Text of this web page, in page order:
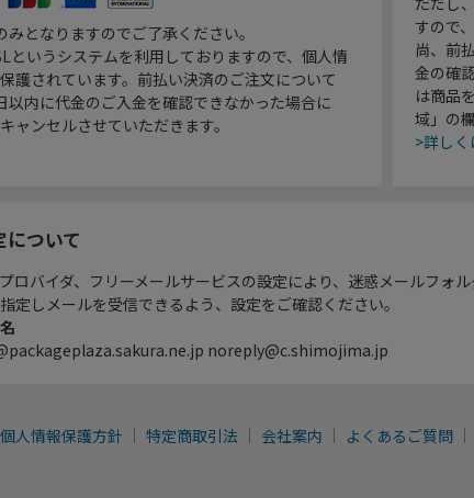
みとなりますのでご了承ください。
というシステムを利用しておりますので、個人情
護されています。前払い決済のご注文について
以内に代金のご入金を確認できなかった場合に
ャンセルさせていただきます。
すので
尚、前
金の確
は商品
域」の
>詳しく
について
ロバイダ、フリーメールサービスの設定により、迷惑メールフォ
定しメールを受信できるよう、設定をご確認ください。
noreply@c.shimojima.jp
個人情報保護方針 特定商取引法 会社案内 よくあるご質問